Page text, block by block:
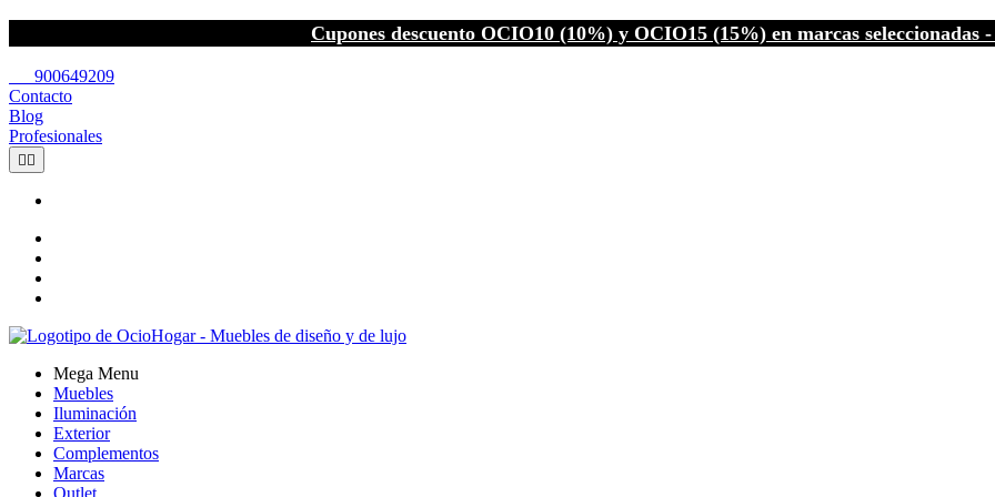
Cupones descuento OCIO10 (10%) y OCIO15 (15%) en marcas seleccionadas
900649209
Contacto
Blog
Profesionales
 
Mega Menu
Muebles
Iluminación
Exterior
Complementos
Marcas
Outlet